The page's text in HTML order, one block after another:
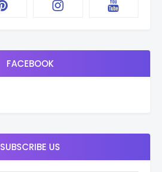
FACEBOOK
SUBSCRIBE US